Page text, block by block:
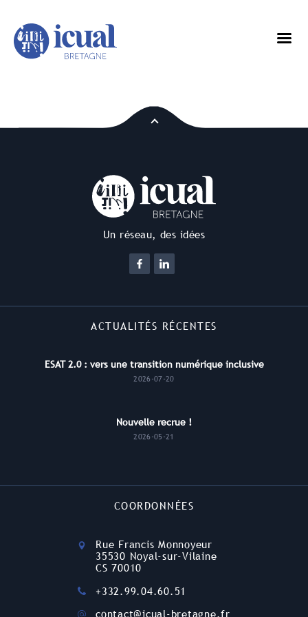
Un réseau, des idées
ACTUALITÉS RÉCENTES
ESAT 2.0 : vers une transition numérique inclusive
2026-07-20
Nouvelle recrue !
2026-05-21
COORDONNÉES
Rue Francis Monnoyeur
35530 Noyal-sur-Vilaine
CS 70010
+332.99.04.60.51
contact@icual-bretagne.fr